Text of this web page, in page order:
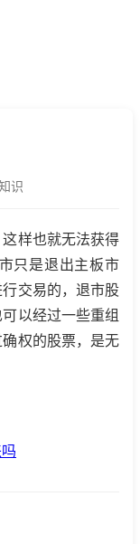
识
样也就无法获得
只是退出主板市
交易的，退市股
以经过一些重组
权的股票，是无